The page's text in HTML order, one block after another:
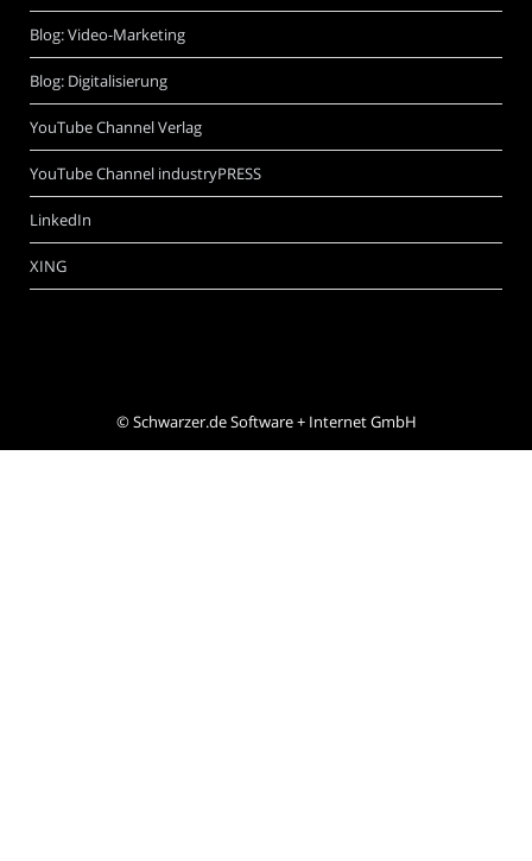
Blog: Video-Marketing
Blog: Digitalisierung
YouTube Channel Verlag
YouTube Channel industryPRESS
LinkedIn
XING
©Schwarzer.de Software + Internet GmbH